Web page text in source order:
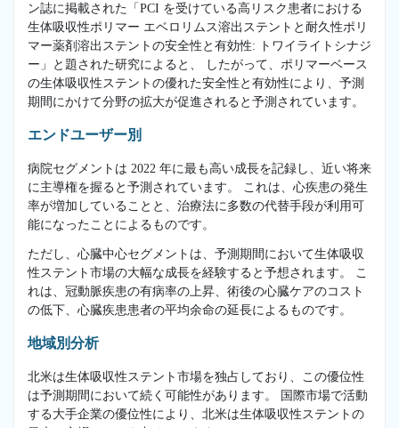
ン誌に掲載された「PCI を受けている高リスク患者における
生体吸収性ポリマー エベロリムス溶出ステントと耐久性ポリ
マー薬剤溶出ステントの安全性と有効性: トワイライトシナジ
ー」と題された研究によると、 したがって、ポリマーベース
の生体吸収性ステントの優れた安全性と有効性により、予測
期間にかけて分野の拡大が促進されると予測されています。
エンドユーザー別
病院セグメントは 2022 年に最も高い成長を記録し、近い将来
に主導権を握ると予測されています。 これは、心疾患の発生
率が増加していることと、治療法に多数の代替手段が利用可
能になったことによるものです。
ただし、心臓中心セグメントは、予測期間において生体吸収
性ステント市場の大幅な成長を経験すると予想されます。 こ
れは、冠動脈疾患の有病率の上昇、術後の心臓ケアのコスト
の低下、心臓疾患患者の平均余命の延長によるものです。
地域別分析
北米は生体吸収性ステント市場を独占しており、この優位性
は予測期間において続く可能性があります。 国際市場で活動
する大手企業の優位性により、北米は生体吸収性ステントの